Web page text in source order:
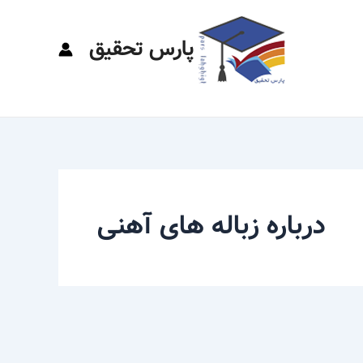
پارس تحقیق
درباره زباله های آهنی